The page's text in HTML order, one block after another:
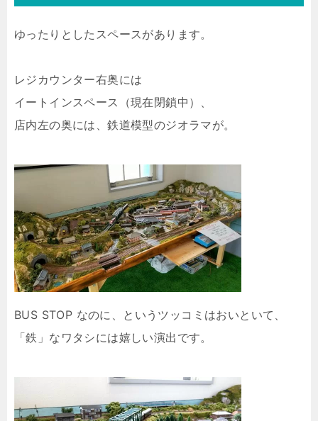
ゆったりとしたスペースがあります。
レジカウンター右奥には
イートインスペース（現在閉鎖中）、
店内左の奥には、鉄道模型のジオラマが。
BUS STOP なのに、というツッコミはおいといて、
「鉄」なワタシには嬉しい演出です。